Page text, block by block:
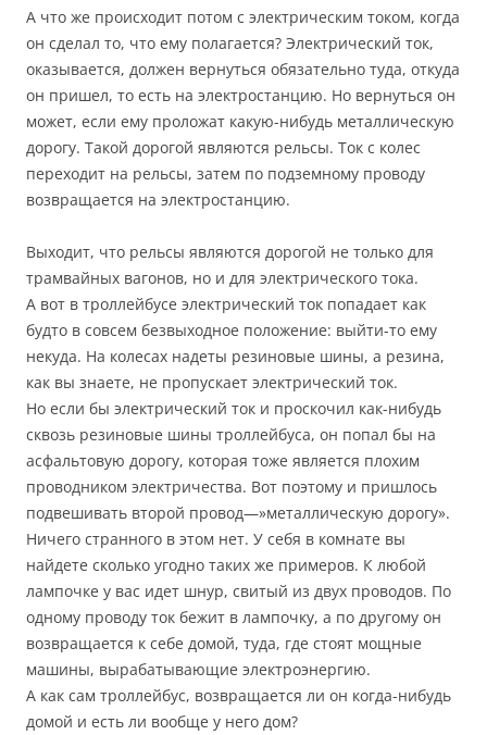
А что же происходит потом с электрическим током, когда
он сделал то, что ему полагается? Электрический ток,
оказывается, должен вернуться обязательно туда, откуда
он пришел, то есть на электростанцию. Но вернуться он
может, если ему проложат какую-нибудь металлическую
дорогу. Такой дорогой являются рельсы. Ток с колес
переходит на рельсы, затем по подземному проводу
возвращается на электростанцию.
Выходит, что рельсы являются дорогой не только для
трамвайных вагонов, но и для электрического тока.
А вот в троллейбусе электрический ток попадает как
будто в совсем безвыходное положение: выйти-то ему
некуда. На колесах надеты резиновые шины, а резина,
как вы знаете, не пропускает электрический ток.
Но если бы электрический ток и проскочил как-нибудь
сквозь резиновые шины троллейбуса, он попал бы на
асфальтовую дорогу, которая тоже является плохим
проводником электричества. Вот поэтому и пришлось
подвешивать второй провод—»металлическую дорогу».
Ничего странного в этом нет. У себя в комнате вы
найдете сколько угодно таких же примеров. К любой
лампочке у вас идет шнур, свитый из двух проводов. По
одному проводу ток бежит в лампочку, а по другому он
возвращается к себе домой, туда, где стоят мощные
машины, вырабатывающие электроэнергию.
А как сам троллейбус, возвращается ли он когда-нибудь
домой и есть ли вообще у него дом?